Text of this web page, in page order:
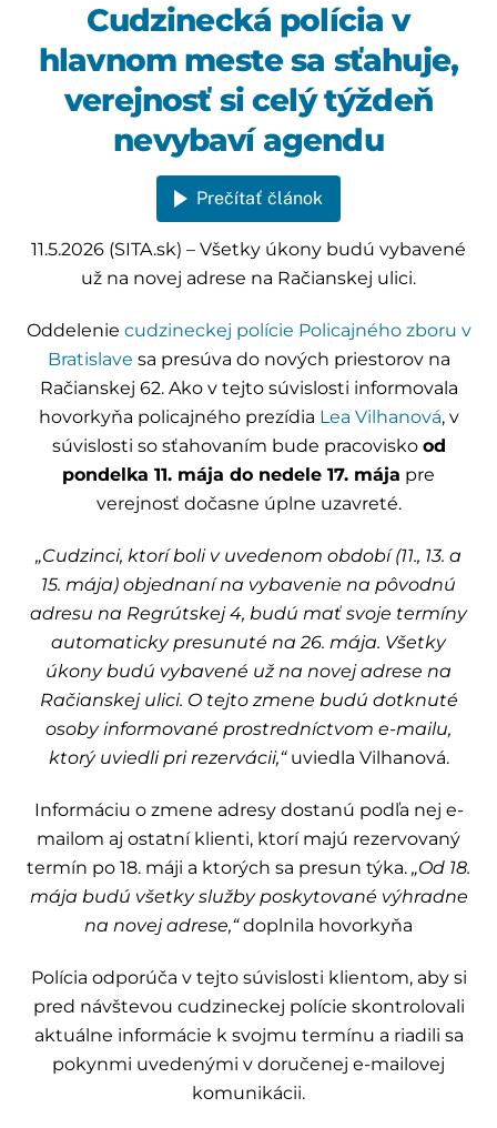
Cudzinecká polícia v
hlavnom meste sa sťahuje,
verejnosť si celý týždeň
nevybaví agendu
Prečítať článok
11.5.2026 (SITA.sk) – Všetky úkony budú vybavené
už na novej adrese na Račianskej ulici.
Oddelenie cudzineckej polície Policajného zboru v
Bratislave sa presúva do nových priestorov na
Račianskej 62. Ako v tejto súvislosti informovala
hovorkyňa policajného prezídia Lea Vilhanová, v
súvislosti so sťahovaním bude pracovisko od
pondelka 11. mája do nedele 17. mája pre
verejnosť dočasne úplne uzavreté.
„Cudzinci, ktorí boli v uvedenom období (11., 13. a
15. mája) objednaní na vybavenie na pôvodnú
adresu na Regrútskej 4, budú mať svoje termíny
automaticky presunuté na 26. mája. Všetky
úkony budú vybavené už na novej adrese na
Račianskej ulici. O tejto zmene budú dotknuté
osoby informované prostredníctvom e-mailu,
ktorý uviedli pri rezervácii,“uviedla Vilhanová.
Informáciu o zmene adresy dostanú podľa nej e-
mailom aj ostatní klienti, ktorí majú rezervovaný
termín po 18. máji a ktorých sa presun týka. „Od 18.
mája budú všetky služby poskytované výhradne
na novej adrese,“doplnila hovorkyňa
Polícia odporúča v tejto súvislosti klientom, aby si
pred návštevou cudzineckej polície skontrolovali
aktuálne informácie k svojmu termínu a riadili sa
pokynmi uvedenými v doručenej e-mailovej
komunikácii.